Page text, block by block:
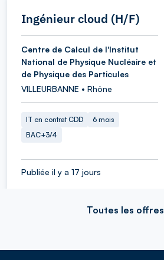
Ingénieur cloud (H/F)
Centre de Calcul de l'Institut
National de Physique Nucléaire et
de Physique des Particules
VILLEURBANNE • Rhône
IT en contrat CDD
6 mois
BAC+3/4
Publiée il y a 17 jours
Toutes les offres